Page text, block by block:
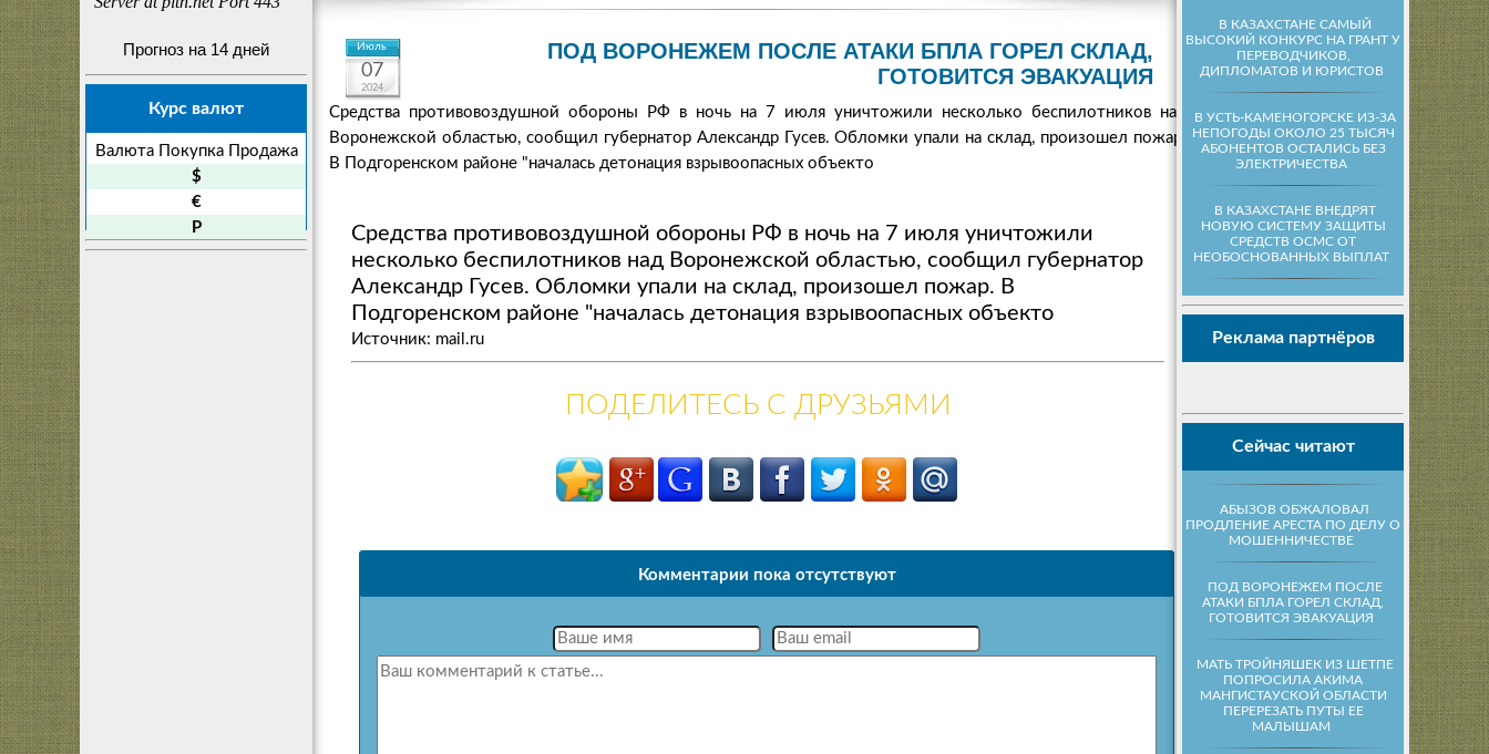
В КАЗАХСТАНЕ САМЫЙ
ВЫСОКИЙ КОНКУРС НА ГРАНТ У
ПЕРЕВОДЧИКОВ,
ДИПЛОМАТОВ И ЮРИСТОВ
В УСТЬ-КАМЕНОГОРСКЕ ИЗ-ЗА
НЕПОГОДЫ ОКОЛО 25 ТЫСЯЧ
АБОНЕНТОВ ОСТАЛИСЬ БЕЗ
ЭЛЕКТРИЧЕСТВА
В КАЗАХСТАНЕ ВНЕДРЯТ
НОВУЮ СИСТЕМУ ЗАЩИТЫ
СРЕДСТВ ОСМС ОТ
НЕОБОСНОВАННЫХ ВЫПЛАТ
Реклама партнёров
Сейчас читают
АБЫЗОВ ОБЖАЛОВАЛ
ПРОДЛЕНИЕ АРЕСТА ПО ДЕЛУ О
МОШЕННИЧЕСТВЕ
ПОД ВОРОНЕЖЕМ ПОСЛЕ
АТАКИ БПЛА ГОРЕЛ СКЛАД,
ГОТОВИТСЯ ЭВАКУАЦИЯ
МАТЬ ТРОЙНЯШЕК ИЗ ШЕТПЕ
ПОПРОСИЛА АКИМА
МАНГИСТАУСКОЙ ОБЛАСТИ
ПЕРЕРЕЗАТЬ ПУТЫ ЕЕ
МАЛЫШАМ
Прогноз на 14 дней
Курс валют
Валюта Покупка
Продажа
$
€
P
Июль
07
2024
ПОД ВОРОНЕЖЕМ ПОСЛЕ АТАКИ БПЛА ГОРЕЛ СКЛАД,
ГОТОВИТСЯ ЭВАКУАЦИЯ
Средства противовоздушной обороны РФ в ночь на 7 июля уничтожили несколько беспилотников над
Воронежской областью, сообщил губернатор Александр Гусев. Обломки упали на склад, произошел пожар.
В Подгоренском районе "началась детонация взрывоопасных объекто
Средства противовоздушной обороны РФ в ночь на 7 июля уничтожили
несколько беспилотников над Воронежской областью, сообщил губернатор
Александр Гусев. Обломки упали на склад, произошел пожар. В
Подгоренском районе "началась детонация взрывоопасных объекто
Источник: mail.ru
ПОДЕЛИТЕСЬ С ДРУЗЬЯМИ
Комментарии пока отсутствуют